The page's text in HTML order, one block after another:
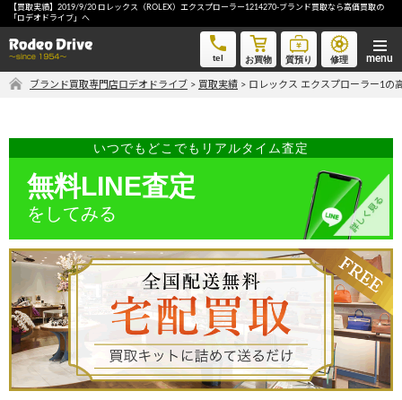
【買取実績】2019/9/20 ロレックス（ROLEX）エクスプローラー1214270-ブランド買取なら高価買取の
「ロデオドライブ」へ
tel お買物 質預り 修理
ロレックス エクスプローラー1-ブランド買取なら高価買取の「ロデオドライブ」へ
無料LINE査定
ご自宅にいながら品物を売りたい方へ
手間なく安全に売りたい方へ
出張買取申込
ブランド買取専門店ロデオドライブ > 買取実績 > ロレックス エクスプローラー1の
いつでもどこでもリアルタイム査定
無料LINE査定
をしてみる